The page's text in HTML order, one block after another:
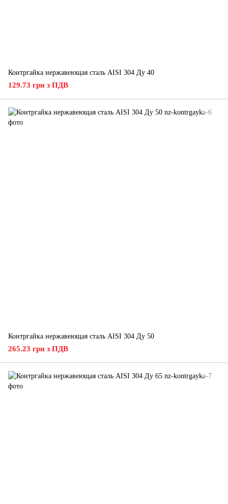
Контргайка нержавеющая сталь AISI 304 Ду 40
129.73 грн з ПДВ
Контргайка нержавеющая сталь AISI 304 Ду 50
265.23 грн з ПДВ